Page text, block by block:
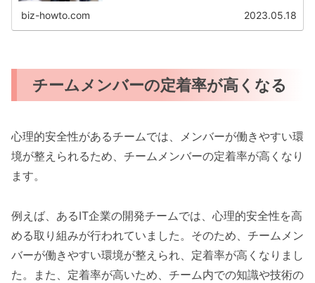
biz-howto.com 2023.05.18
チームメンバーの定着率が高くなる
心理的安全性があるチームでは、メンバーが働きやすい環
境が整えられるため、チームメンバーの定着率が高くなり
ます。
例えば、あるIT企業の開発チームでは、心理的安全性を高
める取り組みが行われていました。そのため、チームメン
バーが働きやすい環境が整えられ、定着率が高くなりまし
た。また、定着率が高いため、チーム内での知識や技術の